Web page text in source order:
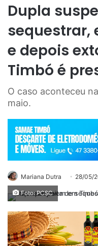
Dupla
sequestrar,
e depois
Timbó é
O caso aconteceu
maio.
Mariana Dutra 28/05/
Foto: PCSC